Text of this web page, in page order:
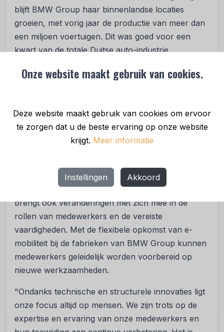
Onze website maakt gebruik van cookies.
Deze website maakt gebruik van cookies om ervoor
te zorgen dat u de beste ervaring op onze website
krijgt. Meer informatie
Instellingen Akkoord
blijft BMW Group haar binnenlandse locaties
groeien, met vorig jaar de productie van meer dan
een miljoen voertuigen. Dit was goed voor een
kwart van de totale Duitse auto-industrie.
Tegelijkertijd hangt de productie van het bedrijf ook
structuur van ons productienetwerk versterkt
onze veerkracht en maakt ons concurrerender,"
voegt Nedeljković toe.
ontwikkelen voor e-mobiliteit
De verschuiving naar geëlektrificeerde voertuigen
brengt ook veranderingen met zich mee in de
rollen van medewerkers en de vereiste
vaardigheden. Met de flexibele opkomst van e-
mobiliteit bij de fabrieken van BMW Group kunnen
medewerkers geleidelijk worden voorbereid op
nieuwe werkzaamheden.
"Ondanks technische en structurele innovaties ligt
onze focus altijd op mensen. We zijn trots op de
expertise en ervaring van onze medewerkers en